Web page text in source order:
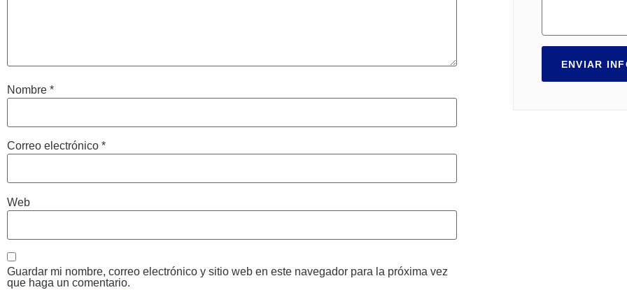
Nombre *
Correo electrónico *
Web
Guardar mi nombre, correo electrónico y sitio web en este navegador para la próxima vez
que haga un comentario.
ENVIAR